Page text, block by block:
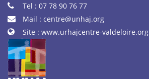
Tel : 07 78 90 76 77
Mail : centre@unhaj.org
Site : www.urhajcentre-valdeloire.org